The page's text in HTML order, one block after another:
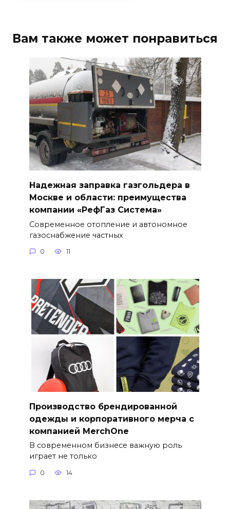
Вам также может понравиться
Надежная заправка газгольдера в
Москве и области: преимущества
компании «РефГаз Система»
Современное отопление и автономное
газоснабжение частных
0 11
Производство брендированной
одежды и корпоративного мерча с
компанией MerchOne
В современном бизнесе важную роль
играет не только
0 14